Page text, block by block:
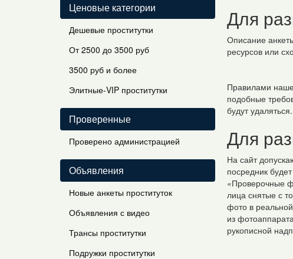
Ценовые категории
Дешевые проститутки
От 2500 до 3500 руб
3500 руб и более
Элитные-VIP проститутки
Проверенные
Проверено администрацией
Объявления
Новые анкеты проституток
Объявления с видео
Трансы проститутки
Подружки проститутки
Для
Описание
ресурсов или
Правилами
подобные
будут удаляться.
Для
На сайт
посредник
«Проверочные
лица снятые с
фото в
из
рукописной